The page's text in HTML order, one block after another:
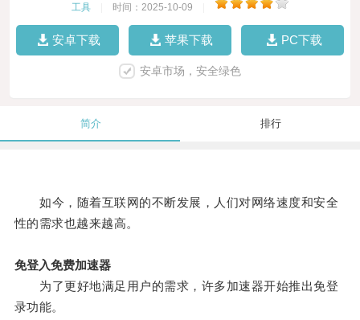
工具 时间：2025-10-09
安卓下载 苹果下载 PC下载
安卓市场，安全绿色
简介 排行
如今，随着互联网的不断发展，人们对网络速度和安全
性的需求也越来越高。
免登入免费加速器
为了更好地满足用户的需求，许多加速器开始推出免登
录功能。